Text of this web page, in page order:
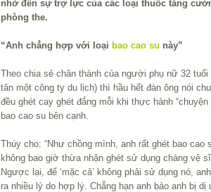
nhờ đến sự trợ lực của các loại thuốc tăng
phòng the.
“Anh chẳng hợp với loại bao cao su này”
Theo chia sẻ chân thành của người phụ nữ 32
tân một công ty du lịch) thì hầu hết đàn ông nói
đều ghét cay ghét đắng mỗi khi thực hành
bao cao su bên cạnh.
Thúy cho: “Như chồng mình, anh rất ghét bao cao
không bao giờ thừa nhận ghét sử dụng chàng vệ
Ngược lại, để ‘mặc cả’ không phải sử dụng nó,
ra nhiều lý do hợp lý. Chẳng hạn anh bảo anh bị